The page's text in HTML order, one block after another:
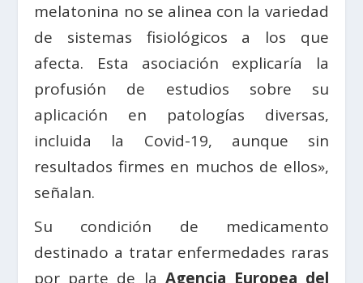
melatonina no se alinea con la variedad
de sistemas fisiológicos a los que
afecta. Esta asociación explicaría la
profusión de estudios sobre su
aplicación en patologías diversas,
incluida la Covid-19, aunque sin
resultados firmes en muchos de ellos»,
señalan.
Su condición de medicamento
destinado a tratar enfermedades raras
por parte de la Agencia Europea del